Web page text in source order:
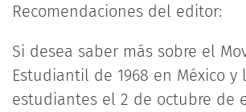
Recomendaciones del editor:
Si desea saber más sobre el
Estudiantil de 1968 en México y
estudiantes el 2 de octubre de